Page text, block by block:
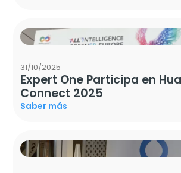
31/10/2025
Expert One Participa en
Connect 2025
Saber más